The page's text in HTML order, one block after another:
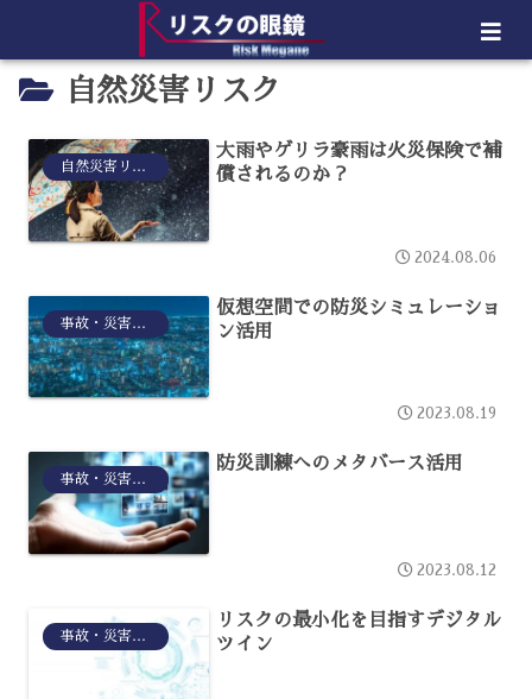
自然災害リスク
自然災害リスク
大雨やゲリラ豪雨は火災保険で補
償されるのか？
2024.08.06
事故・災害リスク
仮想空間での防災シミュレーショ
ン活用
2023.08.19
事故・災害リスク
防災訓練へのメタバース活用
2023.08.12
事故・災害リスク
リスクの最小化を目指すデジタル
ツイン